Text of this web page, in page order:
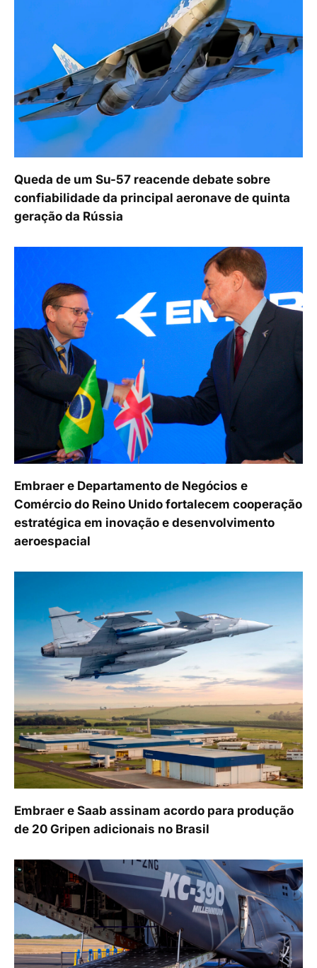
Queda de um Su-57 reacende debate sobre
confiabilidade da principal aeronave de quinta
geração da Rússia
Embraer e Departamento de Negócios e
Comércio do Reino Unido fortalecem cooperação
estratégica em inovação e desenvolvimento
aeroespacial
Embraer e Saab assinam acordo para produção
de 20 Gripen adicionais no Brasil